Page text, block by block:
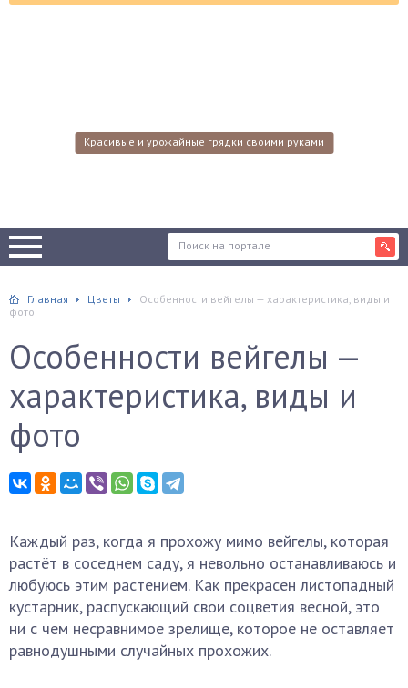
Красивые и урожайные грядки своими руками
Главная Цветы
Особенности вейгелы — характеристика, виды и
фото
Особенности вейгелы —
характеристика, виды и
фото
Каждый раз, когда я прохожу мимо вейгелы, которая
растёт в соседнем саду, я невольно останавливаюсь и
любуюсь этим растением. Как прекрасен листопадный
кустарник, распускающий свои соцветия весной, это
ни с чем несравнимое зрелище, которое не оставляет
равнодушными случайных прохожих.